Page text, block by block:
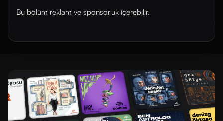
Bu bölüm reklam ve sponsorluk içerebilir.